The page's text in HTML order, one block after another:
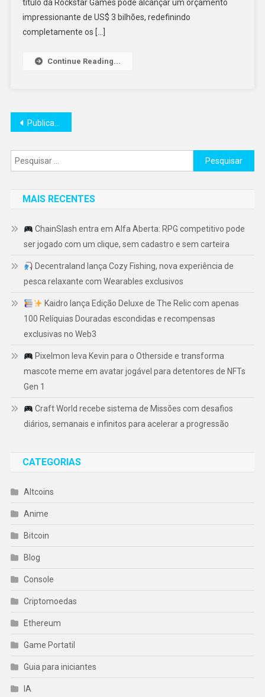
título da Rockstar Games pode alcançar um orçamento
impressionante de US$ 3 bilhões, redefinindo
completamente os […]
Continue Reading...
Navegação
por
posts
Publicações mais antigas
Pesquisar
por:
MAIS RECENTES
ChainSlash entra em Alfa Aberta: RPG competitivo pode
ser jogado com um clique, sem cadastro e sem carteira
Decentraland lança Cozy Fishing, nova experiência de
pesca relaxante com Wearables exclusivos
Kaidro lança Edição Deluxe de The Relic com apenas
100 Relíquias Douradas escondidas e recompensas
exclusivas no Web3
Pixelmon leva Kevin para o Otherside e transforma
mascote meme em avatar jogável para detentores de NFTs
Gen 1
Craft World recebe sistema de Missões com desafios
diários, semanais e infinitos para acelerar a progressão
CATEGORIAS
Altcoins
Anime
Bitcoin
Blog
Console
Criptomoedas
Ethereum
Game Portatil
Guia para iniciantes
IA